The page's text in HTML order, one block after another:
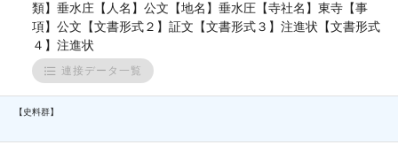
類】垂水庄【人名】公文【地名】垂水圧【寺社名】東寺【事
項】公文【文書形式２】証文【文書形式３】注進状【文書形式
４】注進状
連接データ一覧
【史料群】